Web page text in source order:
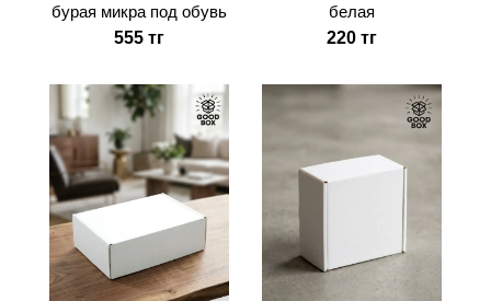
бурая микра под обувь
555 тг
белая
220 тг